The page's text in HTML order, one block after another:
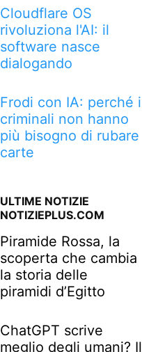
Cloudflare OS
rivoluziona l'AI: il
software nasce
dialogando
Frodi con IA: perché i
criminali non hanno
più bisogno di rubare
carte
ULTIME NOTIZIE
NOTIZIEPLUS.COM
Piramide Rossa, la
scoperta che cambia
la storia delle
piramidi d’Egitto
ChatGPT scrive
meglio degli umani? Il